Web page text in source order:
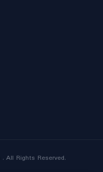
. All Rights Reserved.